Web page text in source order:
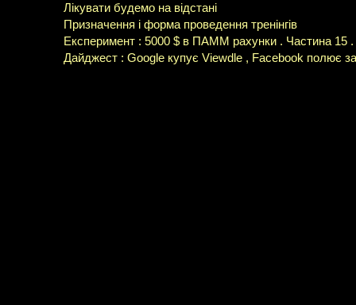
Лікувати будемо на відстані
Призначення і форма проведення тренінгів
Експеримент : 5000 $ в ПАММ рахунки . Частина 15 .
Дайджест : Google купує Viewdle , Facebook полює